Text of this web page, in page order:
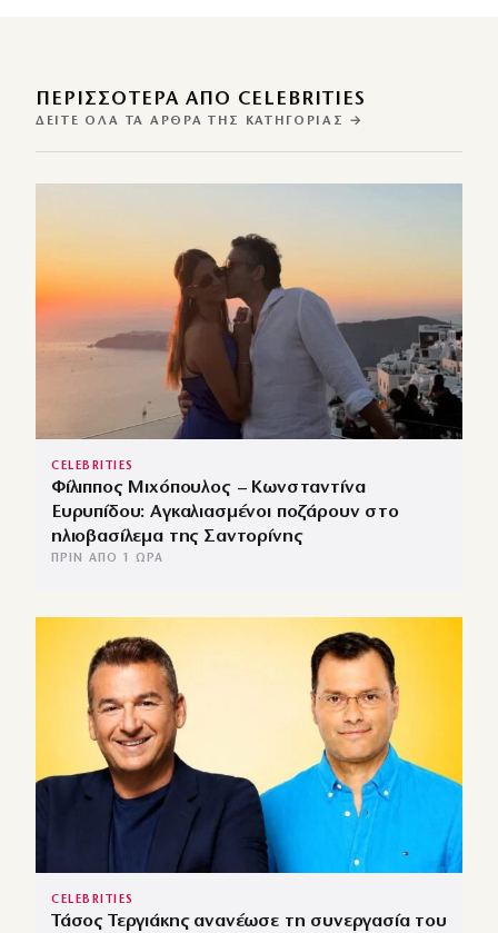
ΠΕΡΙΣΣΌΤΕΡΑ ΑΠΌ CELEBRITIES
ΔΕΊΤΕ ΌΛΑ ΤΑ ΆΡΘΡΑ ΤΗΣ ΚΑΤΗΓΟΡΊΑΣ →
CELEBRITIES
Φίλιππος Μιχόπουλος – Κωνσταντίνα
Ευρυπίδου: Αγκαλιασμένοι ποζάρουν στο
ηλιοβασίλεμα της Σαντορίνης
ΠΡΙΝ ΑΠΌ 1 ΏΡΑ
CELEBRITIES
Τάσος Τεργιάκης ανανέωσε τη συνεργασία του